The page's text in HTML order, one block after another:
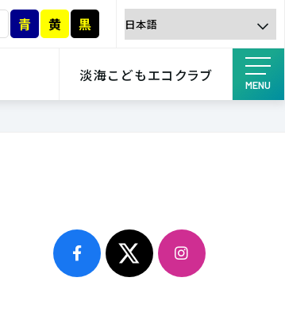
青 黄 黒
淡海こどもエコクラブ
MENU